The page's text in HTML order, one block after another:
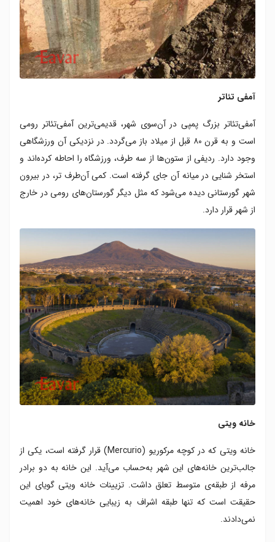
آمفی تئاتر
آمفی‌تئاتر بزرگ پمپی در آن‌سوی شهر، قدیمی‌ترین آمفی‌تئاتر رومی
است و به قرن ۸۰ قبل از میلاد باز می‌گردد. در نزدیکی آن ورزشگاهی
وجود دارد. ردیفی از ستون‌ها از سه طرف، ورزشگاه را احاطه کرده‌اند و
استخر شنایی در میانه‌ آن جای گرفته است. کمی آن‌طرف تر، در بیرون
شهر گورستانی دیده می‌شود که مثل دیگر گورستان‌های رومی در خارج
از شهر قرار دارد.
خانه ویتی
خانه‌ ویتی که در کوچه مرکوریو (Mercurio) قرار گرفته است، یکی از
جالب‌ترین خانه‌های این شهر به‌حساب می‌آید. این خانه به دو برادر
مرفه از طبقه‌ی متوسط تعلق داشت. تزیینات خانه‌ ویتی گویای این
حقیقت است که تنها طبقه‌ اشراف به زیبایی خانه‌های خود اهمیت
نمی‌دادند.